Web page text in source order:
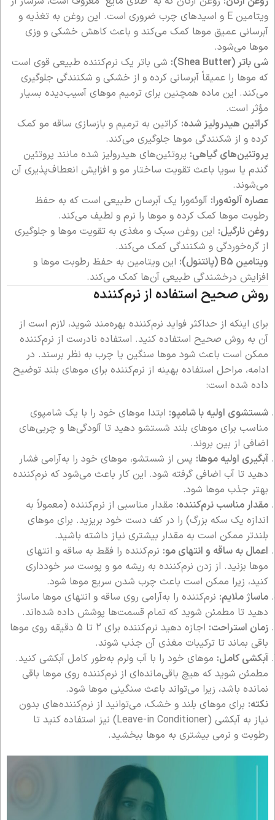
ویتامین E و اسیدهای چرب ضروری است. این روغن به تغذیه و
آبرسانی عمیق موها کمک می‌کند و باعث کاهش خشکی و وزی
موها می‌شود.
شی باتر (Shea Butter):
شی باتر یک نرم‌کننده طبیعی قوی است
که موها را عمیقاً آبرسانی کرده و از خشکی و شکنندگی جلوگیری
می‌کند. این ماده همچنین برای ترمیم موهای آسیب‌دیده بسیار
مؤثر است.
کراتین هیدرولیز شده: کراتین به ترمیم و بازسازی ساقه مو کمک
کرده و از شکنندگی موها جلوگیری می‌کند.
پروتئین‌های گیاهی: پروتئین‌های هیدرولیز شده مانند پروتئین
گندم یا سویا باعث تقویت ساختار مو و افزایش انعطاف‌پذیری آن
می‌شوند.
عصاره آلوئه‌ورا: آلوئه‌ورا یک آبرسان طبیعی است که به حفظ
رطوبت موها کمک کرده و موها را نرم و لطیف می‌کند.
روغن نارگیل: این روغن سبک و مغذی به تقویت موها و جلوگیری
از گره‌خوردگی و شکنندگی کمک می‌کند.
ویتامین B5 (پانتنول):
این ویتامین به حفظ رطوبت موها و
افزایش درخشندگی طبیعی آن‌ها کمک می‌کند.
روش صحیح استفاده از نرم‌کننده
برای اینکه از حداکثر فواید نرم‌کننده بهره‌مند شوید، لازم است از
آن به روش صحیح استفاده کنید. استفاده نادرست از نرم‌کننده
ممکن است باعث شود موها سنگین یا چرب به نظر برسند. در
ادامه، مراحل استفاده بهینه از نرم‌کننده برای موهای بلند توضیح
داده شده است:
شستشوی اولیه با شامپو: ابتدا موهای خود را با یک شامپوی
مناسب برای موهای بلند شستشو دهید تا آلودگی‌ها و چربی‌های
اضافی از بین بروند.
آبگیری اولیه موها: پس از شستشو، موهای خود را به‌آرامی فشار
دهید تا آب اضافی گرفته شود. این کار باعث می‌شود که نرم‌کننده
بهتر جذب موها شود.
مقدار مناسب نرم‌کننده: مقدار مناسبی از نرم‌کننده (معمولاً به
اندازه یک سکه بزرگ) را در کف دست خود بریزید. برای موهای
بلندتر ممکن است به مقدار بیشتری نیاز داشته باشید.
اعمال به ساقه و انتهای مو: نرم‌کننده را فقط به ساقه و انتهای
موها بزنید. از زدن نرم‌کننده به ریشه مو و پوست سر خودداری
کنید، زیرا ممکن است باعث چرب شدن سریع موها شود.
ماساژ ملایم: نرم‌کننده را به‌آرامی روی ساقه و انتهای موها ماساژ
دهید تا مطمئن شوید که تمام قسمت‌ها پوشش داده شده‌اند.
زمان استراحت:
اجازه دهید نرم‌کننده برای 2 تا 5 دقیقه روی موها
باقی بماند تا ترکیبات مغذی آن جذب شوند.
آبکشی کامل: موهای خود را با آب ولرم به‌طور کامل آبکشی کنید.
مطمئن شوید که هیچ باقی‌مانده‌ای از نرم‌کننده روی موها باقی
نمانده باشد، زیرا می‌تواند باعث سنگینی موها شود.
نکته: برای موهای بلند و خشک، می‌توانید از نرم‌کننده‌های بدون
نیاز به آبکشی (Leave-in Conditioner) نیز استفاده کنید تا
رطوبت و نرمی بیشتری به موها ببخشید.